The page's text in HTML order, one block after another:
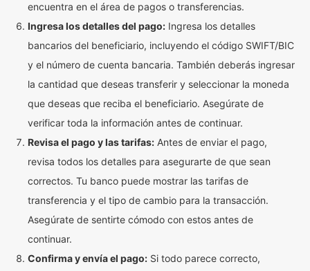
encuentra en el área de pagos o transferencias.
Ingresa los detalles del pago: Ingresa los detalles
bancarios del beneficiario, incluyendo el código SWIFT/BIC
y el número de cuenta bancaria. También deberás ingresar
la cantidad que deseas transferir y seleccionar la moneda
que deseas que reciba el beneficiario. Asegúrate de
verificar toda la información antes de continuar.
Revisa el pago y las tarifas: Antes de enviar el pago,
revisa todos los detalles para asegurarte de que sean
correctos. Tu banco puede mostrar las tarifas de
transferencia y el tipo de cambio para la transacción.
Asegúrate de sentirte cómodo con estos antes de
continuar.
Confirma y envía el pago: Si todo parece correcto,